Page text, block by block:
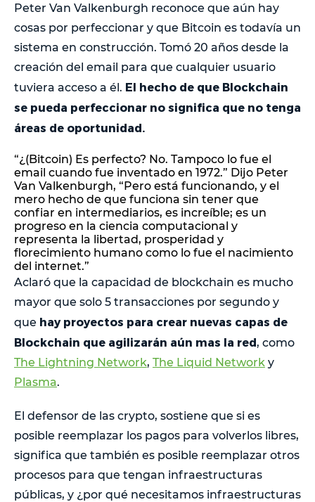
Peter Van Valkenburgh reconoce que aún hay
cosas por perfeccionar y que Bitcoin es todavía un
sistema en construcción. Tomó 20 años desde la
creación del email para que cualquier usuario
tuviera acceso a él. El hecho de que Blockchain
se pueda perfeccionar no significa que no tenga
áreas de oportunidad.
“¿(Bitcoin) Es perfecto? No. Tampoco lo fue el
email cuando fue inventado en 1972.” Dijo Peter
Van Valkenburgh, “Pero está funcionando, y el
mero hecho de que funciona sin tener que
confiar en intermediarios, es increíble; es un
progreso en la ciencia computacional y
representa la libertad, prosperidad y
florecimiento humano como lo fue el nacimiento
del internet.”
Aclaró que la capacidad de blockchain es mucho
mayor que solo 5 transacciones por segundo y
que hay proyectos para crear nuevas capas de
Blockchain que agilizarán aún mas la red, como
The Lightning Network, The Liquid Network y
Plasma.
El defensor de las crypto, sostiene que si es
posible reemplazar los pagos para volverlos libres,
significa que también es posible reemplazar otros
procesos para que tengan infraestructuras
públicas, y ¿por qué necesitamos infraestructuras